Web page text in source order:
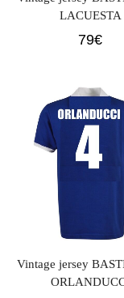
LACUESTA
79€
Vintage jersey